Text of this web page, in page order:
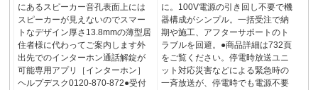
にあるスピーカー音孔表面上には
スピーカーが見えないのでスマー
トなデザイン厚さ13.8mmの薄型居
住者様に代わってご案内します外
出先でのインターホン通話解錠が
可能専用アプリ［インターホン］
ヘルプデスク0120-870-872●受付
に。100V電源の引き回し不要で機
器構成がシンプル。一括受注で納
期や施工、アフターサポートのト
ラブルを回避。●商品詳細は732頁
をご覧ください。停電時放送ユニ
ット対応災害などによる緊急時の
一斉放送が、停電時でも電源不要